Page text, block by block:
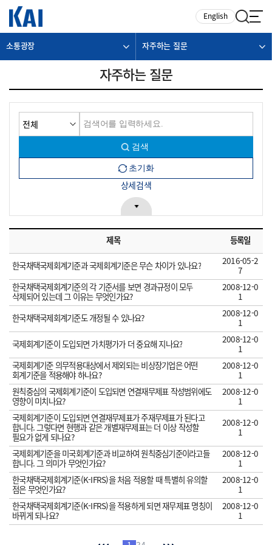
English
소통광장 자주하는 질문
자주하는 질문
상세검색
제목 등록일
한국채택국제회계기준과 국제회계기준은 무슨 차이가 있나요?
2016-05-2
7
한국채택국제회계기준의 각 기준서를 보면 경과규정이 모두
삭제되어 있는데 그 이유는 무엇인가요?
2008-12-0
1
한국채택국제회계기준도 개정될 수 있나요?
2008-12-0
1
국제회계기준이 도입되면 가치평가가 더 중요해 지나요?
2008-12-0
1
국제회계기준 의무적용대상에서 제외되는 비상장기업은 어떤
회계기준을 적용해야 하나요?
2008-12-0
1
원칙중심의 국제회계기준이 도입되면 연결재무제표 작성범위에도
영향이 미치나요?
2008-12-0
1
국제회계기준이 도입되면 연결재무제표가 주재무제표가 된다고
합니다. 그렇다면 현행과 같은 개별재무제표는 더 이상 작성할
필요가 없게 되나요?
2008-12-0
1
국제회계기준을 미국회계기준과 비교하여 원칙중심기준이라고들
합니다. 그 의미가 무엇인가요?
2008-12-0
1
한국채택국제회계기준(K-IFRS)을 처음 적용할 때 특별히 유의할
점은 무엇인가요?
2008-12-0
1
한국채택국제회계기준(K-IFRS)을 적용하게 되면 재무제표 명칭이
바뀌게 되나요?
2008-12-0
1